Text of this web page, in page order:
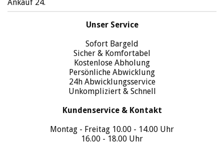
Ankauf 24.
Unser Service
Sofort Bargeld
Sicher & Komfortabel
Kostenlose Abholung
Persönliche Abwicklung
24h Abwicklungsservice
Unkompliziert & Schnell
Kundenservice & Kontakt
Montag - Freitag 10.00 - 14.00 Uhr
16.00 - 18.00 Uhr